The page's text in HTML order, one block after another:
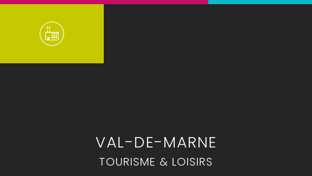
VAL-DE-MARNE
TOURISME & LOISIRS